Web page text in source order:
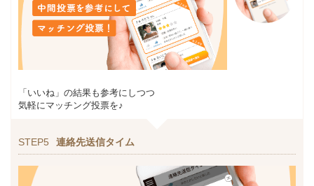
「いいね」の結果も参考にしつつ
気軽にマッチング投票を♪
STEP5 連絡先送信タイム